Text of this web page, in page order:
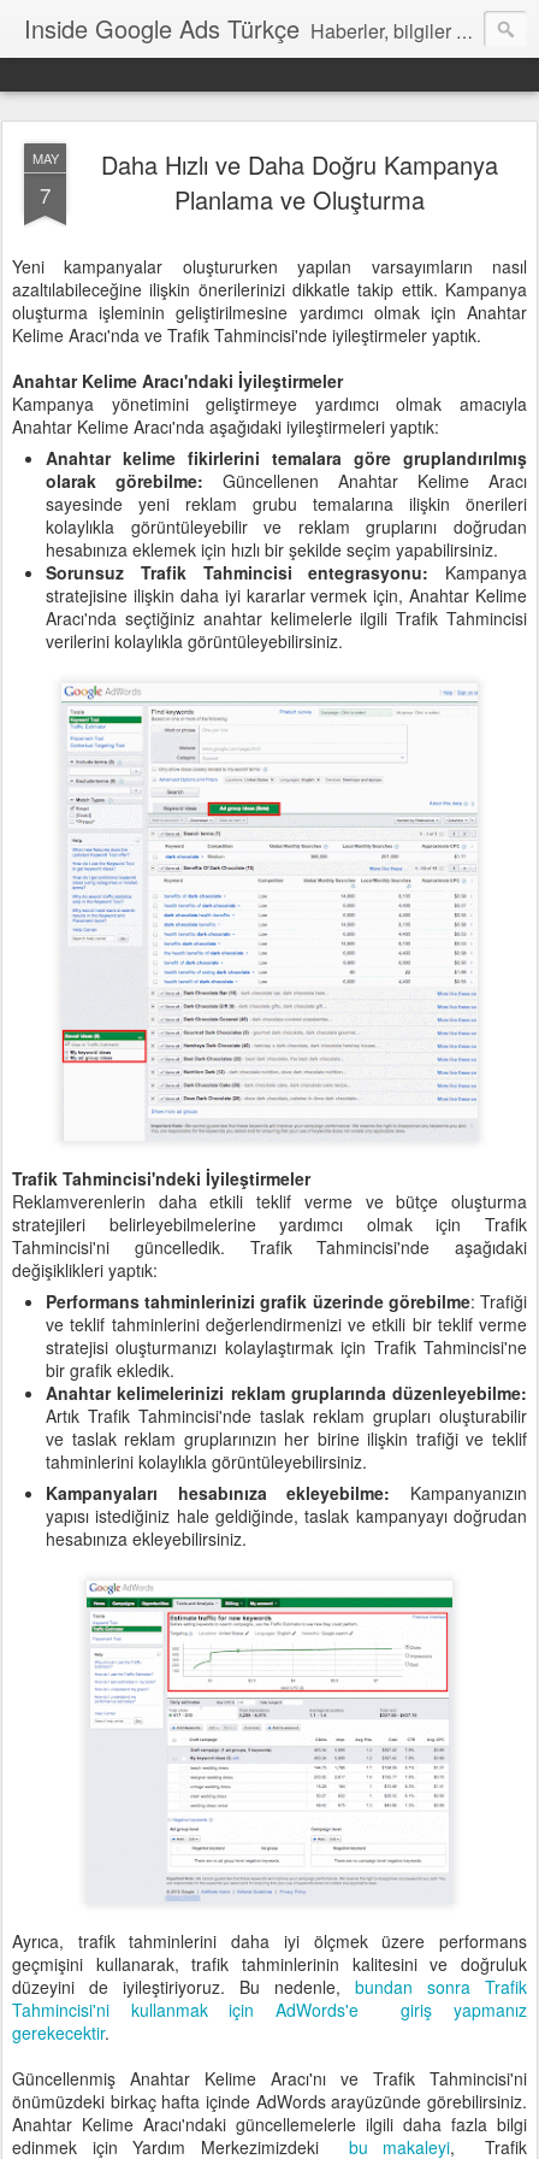
Inside Google Ads Türkçe Haberler, bilgiler ve ipuçları içeren Google Ads Resmi Blogu
MAY
7
Daha Hızlı ve Daha Doğru Kampanya
Planlama ve Oluşturma
Yeni kampanyalar oluştururken yapılan varsayımların nasıl
azaltılabileceğine ilişkin önerilerinizi dikkatle takip ettik. Kampanya
oluşturma işleminin geliştirilmesine yardımcı olmak için Anahtar
Kelime Aracı'nda ve Trafik Tahmincisi'nde iyileştirmeler yaptık.
Anahtar Kelime Aracı'ndaki İyileştirmeler
Kampanya yönetimini geliştirmeye yardımcı olmak amacıyla
Anahtar Kelime Aracı'nda aşağıdaki iyileştirmeleri yaptık:
Anahtar kelime fikirlerini temalara göre gruplandırılmış
olarak görebilme: Güncellenen Anahtar Kelime Aracı
sayesinde yeni reklam grubu temalarına ilişkin önerileri
kolaylıkla görüntüleyebilir ve reklam gruplarını doğrudan
hesabınıza eklemek için hızlı bir şekilde seçim yapabilirsiniz.
Sorunsuz Trafik Tahmincisi entegrasyonu: Kampanya
stratejisine ilişkin daha iyi kararlar vermek için, Anahtar Kelime
Aracı'nda seçtiğiniz anahtar kelimelerle ilgili Trafik Tahmincisi
verilerini kolaylıkla görüntüleyebilirsiniz.
Trafik Tahmincisi'ndeki İyileştirmeler
Reklamverenlerin daha etkili teklif verme ve bütçe oluşturma
stratejileri belirleyebilmelerine yardımcı olmak için Trafik
Tahmincisi'ni güncelledik. Trafik Tahmincisi'nde aşağıdaki
değişiklikleri yaptık:
Performans tahminlerinizi grafik üzerinde görebilme: Trafiği
ve teklif tahminlerini değerlendirmenizi ve etkili bir teklif verme
stratejisi oluşturmanızı kolaylaştırmak için Trafik Tahmincisi'ne
bir grafik ekledik.
Anahtar kelimelerinizi reklam gruplarında düzenleyebilme:
Artık Trafik Tahmincisi'nde taslak reklam grupları oluşturabilir
ve taslak reklam gruplarınızın her birine ilişkin trafiği ve teklif
tahminlerini kolaylıkla görüntüleyebilirsiniz.
Kampanyaları hesabınıza ekleyebilme: Kampanyanızın
yapısı istediğiniz hale geldiğinde, taslak kampanyayı doğrudan
hesabınıza ekleyebilirsiniz.
Ayrıca, trafik tahminlerini daha iyi ölçmek üzere performans
geçmişini kullanarak, trafik tahminlerinin kalitesini ve doğruluk
düzeyini de iyileştiriyoruz. Bu nedenle, bundan sonra Trafik
Tahmincisi'ni kullanmak için AdWords'e giriş yapmanız
gerekecektir.
Güncellenmiş Anahtar Kelime Aracı'nı ve Trafik Tahmincisi'ni
önümüzdeki birkaç hafta içinde AdWords arayüzünde görebilirsiniz.
Anahtar Kelime Aracı'ndaki güncellemelerle ilgili daha fazla bilgi
edinmek için Yardım Merkezimizdeki bu makaleyi,
Trafik